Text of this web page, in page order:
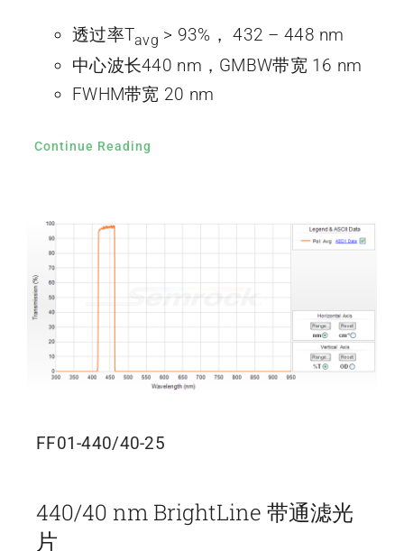
透过率Tavg > 93%， 432 – 448 nm
中心波长440 nm，GMBW带宽 16 nm
FWHM带宽 20 nm
Continue Reading
FF01-440/40-25
440/40 nm BrightLine 带通滤光
片